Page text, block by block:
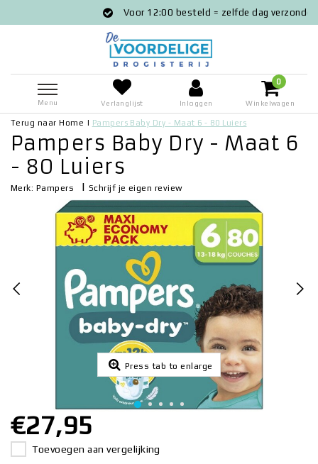
Voor 12:00 besteld = zelfde dag verzonden
Menu Verlanglijst Inloggen
0
Winkelwagen
Terug naar Home | Pampers Baby Dry - Maat 6 - 80 Luiers
Pampers Baby Dry - Maat 6
- 80 Luiers
Merk: Pampers | Schrijf je eigen review
Press tab to enlarge
€27,95
Toevoegen aan vergelijking